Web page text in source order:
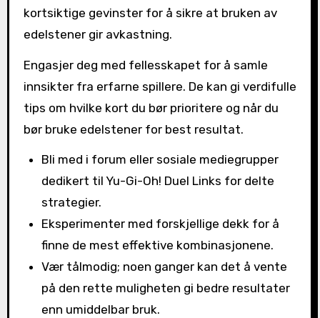
kortsiktige gevinster for å sikre at bruken av
edelstener gir avkastning.
Engasjer deg med fellesskapet for å samle
innsikter fra erfarne spillere. De kan gi verdifulle
tips om hvilke kort du bør prioritere og når du
bør bruke edelstener for best resultat.
Bli med i forum eller sosiale mediegrupper
dedikert til Yu-Gi-Oh! Duel Links for delte
strategier.
Eksperimenter med forskjellige dekk for å
finne de mest effektive kombinasjonene.
Vær tålmodig; noen ganger kan det å vente
på den rette muligheten gi bedre resultater
enn umiddelbar bruk.